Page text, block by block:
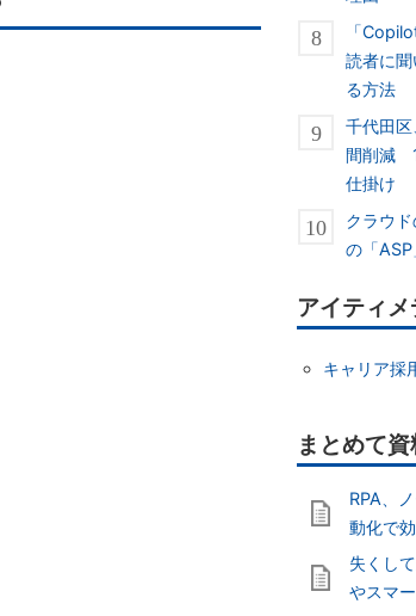
「
読者に
る方法
千代田
間削減
仕掛け
クラウ
の「
アイティ
キャリア採
RPA、
動化で
失くし
やスマ